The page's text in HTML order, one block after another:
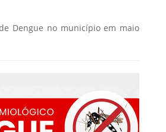
Dengue no município em maio